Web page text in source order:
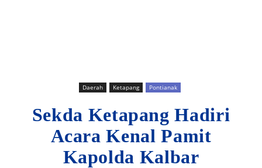
Daerah Ketapang Pontianak
Sekda Ketapang Hadiri
Acara Kenal Pamit
Kapolda Kalbar